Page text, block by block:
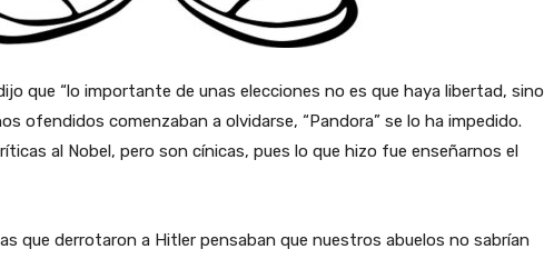
que “lo importante de unas elecciones no es que haya libertad, sino
ofendidos comenzaban a olvidarse, “Pandora” se lo ha impedido.
al Nobel, pero son cínicas, pues lo que hizo fue enseñarnos el
que derrotaron a Hitler pensaban que nuestros abuelos no sabrían